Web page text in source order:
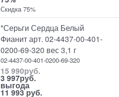
Скидка 75%
*Серьги Сердца Белый
Фианит арт. 02-4437-00-401-
0200-69-320 вес 3,1 г
02-4437-00-401-0200-69-320
15 990руб.
3 997руб.
выгода
11 993 руб.